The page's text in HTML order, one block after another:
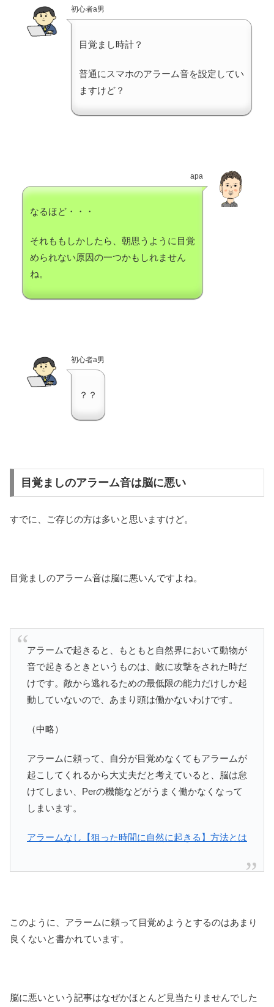
初心者a男
目覚まし時計？
普通にスマホのアラーム音を設定してい
ますけど？
apa
なるほど・・・
それももしかしたら、朝思うように目覚
められない原因の一つかもしれません
ね。
初心者a男
？？
目覚ましのアラーム音は脳に悪い
すでに、ご存じの方は多いと思いますけど。
目覚ましのアラーム音は脳に悪いんですよね。
アラームで起きると、もともと自然界において動物が
音で起きるときというものは、敵に攻撃をされた時だ
けです。敵から逃れるための最低限の能力だけしか起
動していないので、あまり頭は働かないわけです。
（中略）
アラームに頼って、自分が目覚めなくてもアラームが
起こしてくれるから大丈夫だと考えていると、脳は怠
けてしまい、Perの機能などがうまく働かなくなって
しまいます。
アラームなし【狙った時間に自然に起きる】方法とは
このように、アラームに頼って目覚めようとするのはあまり
良くないと書かれています。
脳に悪いという記事はなぜかほとんど見当たりませんでした